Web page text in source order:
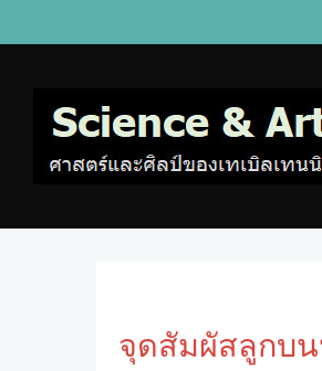
จุดสัมผัสลูกบ